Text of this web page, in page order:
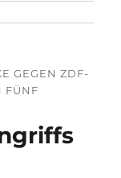
GEGEN ZDF-
FÜNF